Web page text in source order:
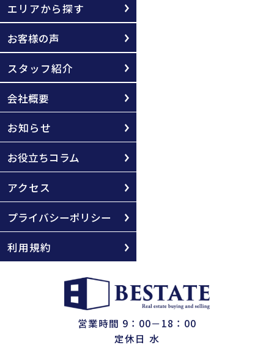
エリアから探す
お客様の声
スタッフ紹介
会社概要
お知らせ
お役立ちコラム
アクセス
プライバシーポリシー
利用規約
営業時間 9：00－18：00
定休日 水